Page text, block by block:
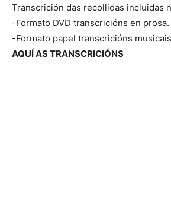
Transcrición das recollidas incluidas
-Formato DVD transcricións en prosa.
-Formato papel transcricións
AQUÍ AS TRANSCRICIÓNS